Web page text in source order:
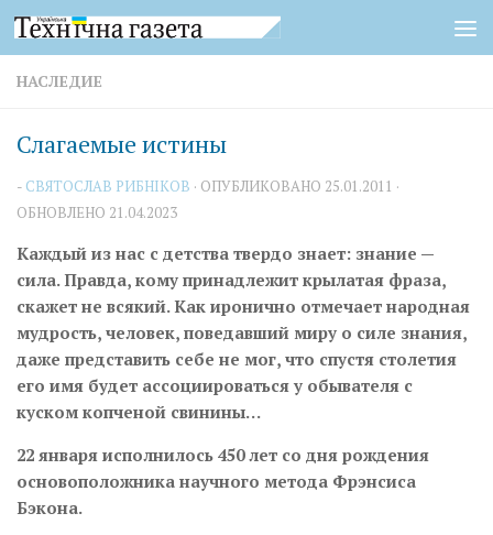
Перейти к содержимому
НАСЛЕДИЕ
Слагаемые истины
- СВЯТОСЛАВ РИБНІКОВ · ОПУБЛИКОВАНО 25.01.2011 ·
ОБНОВЛЕНО 21.04.2023
Каждый из нас с детства твердо знает: знание —
сила. Правда, кому принадлежит крылатая фраза,
скажет не всякий. Как иронично отмечает народная
мудрость, человек, поведавший миру о силе знания,
даже представить себе не мог, что спустя столетия
его имя будет ассоциироваться у обывателя с
куском копченой свинины…
22 января исполнилось 450 лет со дня рождения
основоположника научного метода Фрэнсиса
Бэкона.